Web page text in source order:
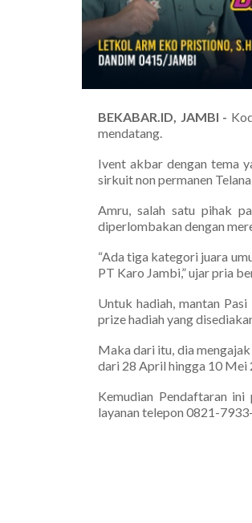
BEKABAR.ID, JAMBI -
mendatang.
Ivent akbar dengan tema
sirkuit non permanen
Amru, salah satu pihak
diperlombakan dengan
“Ada tiga kategori juara
PT Karo Jambi,” ujar pria
Untuk hadiah, mantan
prize hadiah yang
Maka dari itu, dia
dari 28 April hingga 10 Mei
Kemudian Pendaftaran
layanan telepon 0821-